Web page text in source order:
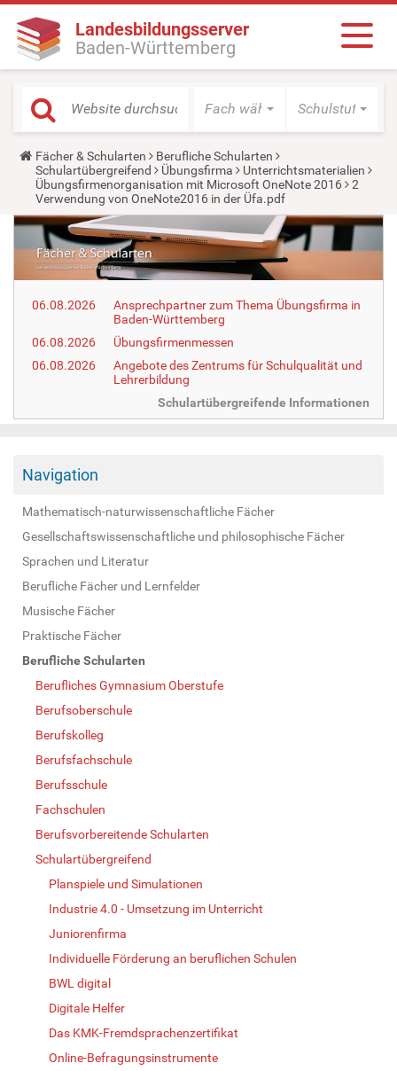
Landesbildungsserver
Baden-Württemberg
Fach wählen Schulstufe
Y
o
u
a
r
e
e
r
e
Fächer & Schularten
Berufliche Schularten
Schulartübergreifend
Übungsfirma
Unterrichtsmaterialien
Übungsfirmenorganisation mit Microsoft OneNote 2016
2
Verwendung von OneNote2016 in der Üfa.pdf
06.08.2026
Ansprechpartner zum Thema Übungsfirma in
Baden-Württemberg
06.08.2026
Übungsfirmenmessen
06.08.2026
Angebote des Zentrums für Schulqualität und
Lehrerbildung
Schulartübergreifende Informationen
Navigation
Mathematisch-naturwissenschaftliche Fächer
Gesellschaftswissenschaftliche und philosophische Fächer
Sprachen und Literatur
Berufliche Fächer und Lernfelder
Musische Fächer
Praktische Fächer
Berufliche Schularten
Berufliches Gymnasium Oberstufe
Berufsoberschule
Berufskolleg
Berufsfachschule
Berufsschule
Fachschulen
Berufsvorbereitende Schularten
Schulartübergreifend
Planspiele und Simulationen
Industrie 4.0 - Umsetzung im Unterricht
Juniorenfirma
Individuelle Förderung an beruflichen Schulen
BWL digital
Digitale Helfer
Das KMK-Fremdsprachenzertifikat
Online-Befragungsinstrumente